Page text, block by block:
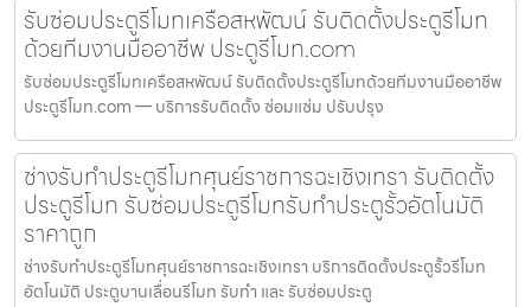
รับซ่อมประตูรีโมทเครือสหพัฒน์ รับติดตั้งประตูรีโมท
ด้วยทีมงานมืออาชีพ ประตูรีโมท.com
รับซ่อมประตูรีโมทเครือสหพัฒน์ รับติดตั้งประตูรีโมทด้วยทีมงานมืออาชีพ
ประตูรีโมท.com — บริการรับติดตั้ง ซ่อมแซ่ม ปรับปรุง
ช่างรับทำประตูรีโมทศุนย์ราชการฉะเชิงเทรา รับติดตั้ง
ประตูรีโมท รับซ่อมประตูรีโมทรับทำประตูรั้วอัตโนมัติ
ราคาถูก
ช่างรับทำประตูรีโมทศุนย์ราชการฉะเชิงเทรา บริการติดตั้งประตูรั้วรีโมท
อัตโนมัติ ประตูบานเลื่อนรีโมท รับทำ และ รับซ่อมประตู